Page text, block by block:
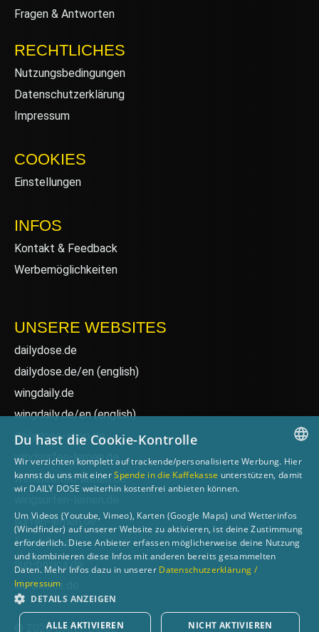
Fragen & Antworten
RECHTLICHES
Nutzungsbedingungen
Datenschutzerklärung
Impressum
COOKIES
Einstellungen
INFOS
Kontakt & Feedback
Werbemöglichkeiten
UNSERE WEBSITES
dailydose.de
dailydose.de/en (english)
wingdaily.de
wingdaily.de/en(english)
dailydose-shop.de
windsurfen-lernen.de
wellenreiten-lernen.de
surfen-lernen.de
foilsurfen.de
sup-basics.de
ski-basics.de
© 2026 DAILY DOSE
GERMAN
Du hast die Cookie-Kontrolle
Wir verzichten komplett auf trackende/personalisierte Werbung. Hier
kannst du uns mit einerSpende in die Kaffekasse unterstützen, damit
wir DAILY DOSE weiterhin kostenfrei anbieten können.
Um Videos (Youtube, Vimeo), Karten (Google Maps) und Wetterinfos
(Windfinder) auf unserer Website zu aktivieren, ist deine Zustimmung
erforderlich. Diese Anbieter erfassen möglicherweise deine Nutzung
und kombinieren diese Infos mit anderen bereits gesammelten
Daten. Mehr Infos dazu in unserer Datenschutzerklärung /
Impressum
DETAILS ANZEIGEN
ALLE AKTIVIEREN NICHT AKTIVIEREN